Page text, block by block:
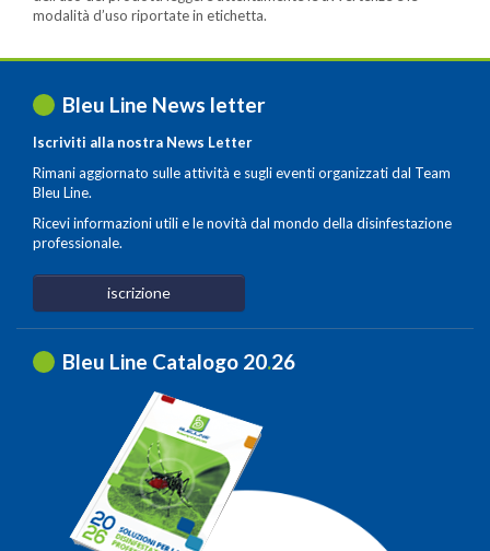
modalità d’uso riportate in etichetta.
Bleu Line News letter
Iscriviti alla nostra News Letter
Rimani aggiornato sulle attività e sugli eventi organizzati dal Team
Bleu Line.
Ricevi informazioni utili e le novità dal mondo della disinfestazione
professionale.
iscrizione
Bleu Line Catalogo 20.26